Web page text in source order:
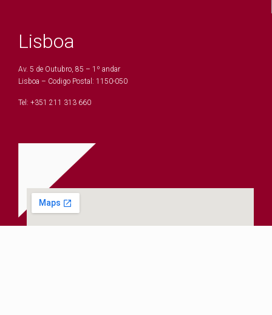
Lisboa
Av. 5 de Outubro, 85 – 1º andar
Lisboa – Codigo Postal: 1150-050
Tel: +351 211 313 660